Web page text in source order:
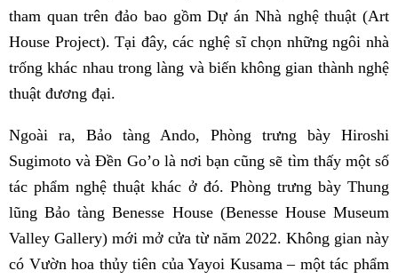
tham quan trên đảo bao gồm Dự án Nhà nghệ thuật (Art
House Project). Tại đây, các nghệ sĩ chọn những ngôi nhà
trống khác nhau trong làng và biến không gian thành nghệ
thuật đương đại.
Ngoài ra, Bảo tàng Ando, Phòng trưng bày Hiroshi
Sugimoto và Đền Go’o là nơi bạn cũng sẽ tìm thấy một số
tác phẩm nghệ thuật khác ở đó. Phòng trưng bày Thung
lũng Bảo tàng Benesse House (Benesse House Museum
Valley Gallery) mới mở cửa từ năm 2022. Không gian này
có Vườn hoa thủy tiên của Yayoi Kusama – một tác phẩm